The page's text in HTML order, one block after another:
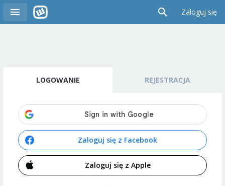
Zaloguj się
LOGOWANIE REJESTRACJA
Zaloguj się z Facebook
Zaloguj się z Apple